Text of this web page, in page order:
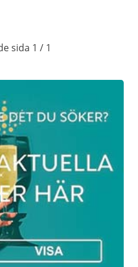
och kl:17.00 725 kr
kl:17.00 725 kr
kl:17.00 725 kr
525 kr och
sida 1 / 1